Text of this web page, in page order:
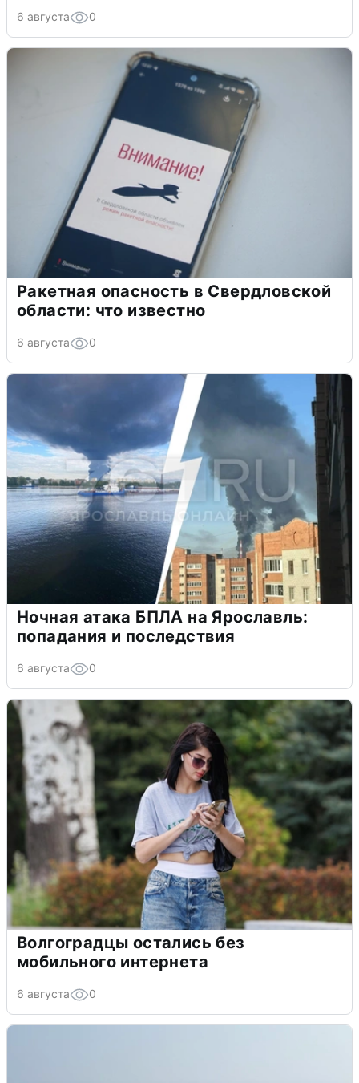
6 августа 0
Ракетная опасность в Свердловской
области: что известно
6 августа 0
Ночная атака БПЛА на Ярославль:
попадания и последствия
6 августа 0
Волгоградцы остались без
мобильного интернета
6 августа 0